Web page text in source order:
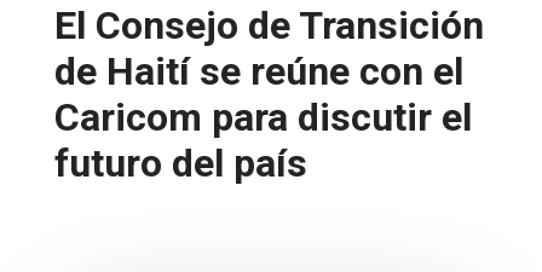
El Consejo de Transición
de Haití se reúne con el
Caricom para discutir el
futuro del país